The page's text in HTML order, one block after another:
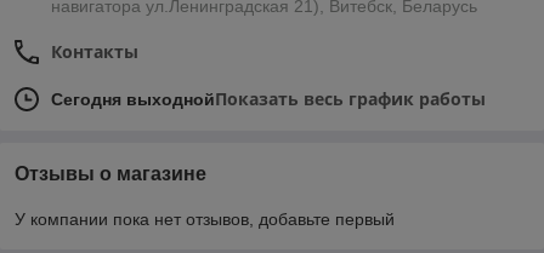
навигатора ул.Ленинградская 21), Витебск, Беларусь
Контакты
Сегодня выходнойПоказать весь график работы
Отзывы о магазине
У компании пока нет отзывов, добавьте первый